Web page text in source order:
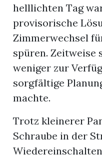
helllichten Tag
provisorische
Zimmerwechsel
spüren. Zeitweise
weniger zur
sorgfältige
machte.
Trotz kleinerer
Schraube in der